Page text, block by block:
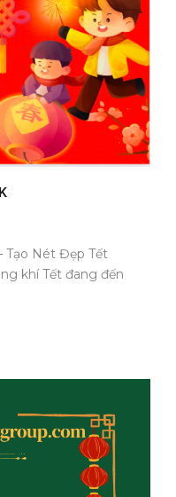
Tạo Nét Đẹp Tết
khí Tết đang đến